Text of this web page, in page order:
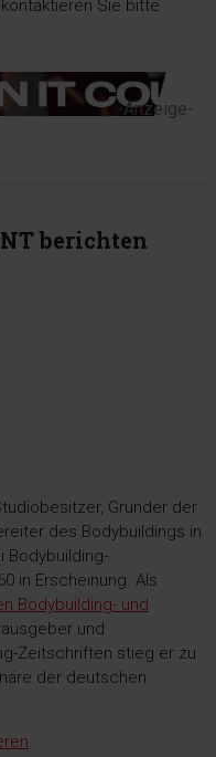
Sie bitte
-Anzeige-
berichten
Gründer der
des Bodybuildings in
Bodybuilding-
in Erscheinung. Als
Bodybuilding- und
und
Zeitschriften stieg er zu
der deutschen
.